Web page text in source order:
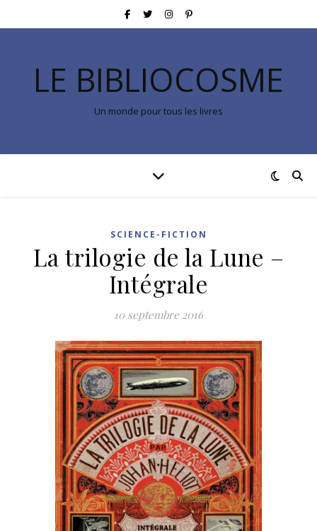
LE BIBLIOCOSME
Un monde pour tous les livres
SCIENCE-FICTION
La trilogie de la Lune –
Intégrale
10 septembre 2016